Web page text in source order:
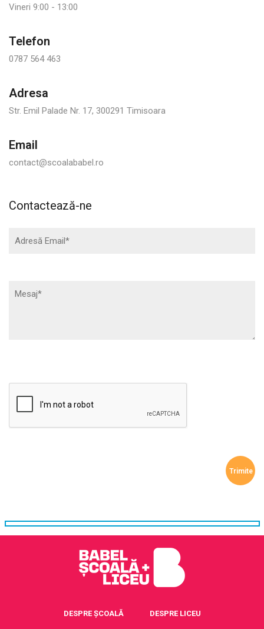
Vineri 9:00 - 13:00
Telefon
0787 564 463
Adresa
Str. Emil Palade Nr. 17, 300291 Timisoara
Email
contact@scoalababel.ro
Contactează-ne
DESPRE ȘCOALĂ DESPRE LICEU